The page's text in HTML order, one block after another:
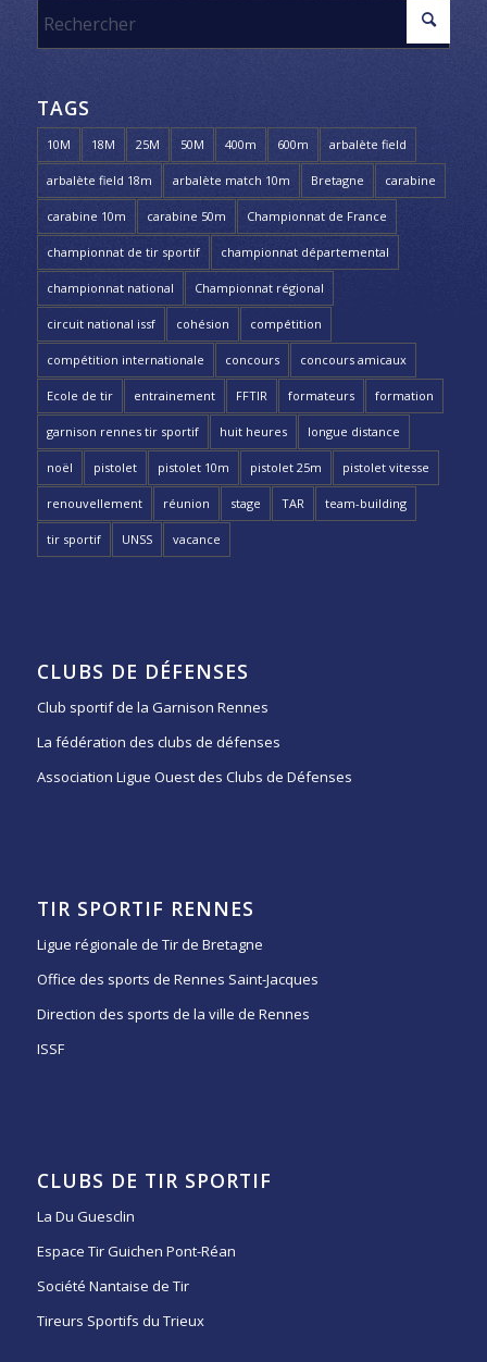
TAGS
10M 18M 25M 50M 400m 600m arbalète field
arbalète field 18m arbalète match 10m Bretagne carabine
carabine 10m carabine 50m Championnat de France
championnat de tir sportif championnat départemental
championnat national Championnat régional
circuit national issf cohésion compétition
compétition internationale concours concours amicaux
Ecole de tir entrainement FFTIR formateurs formation
garnison rennes tir sportif huit heures longue distance
noël pistolet pistolet 10m pistolet 25m pistolet vitesse
renouvellement réunion stage TAR team-building
tir sportif UNSS vacance
CLUBS DE DÉFENSES
Club sportif de la Garnison Rennes
La fédération des clubs de défenses
Association Ligue Ouest des Clubs de Défenses
TIR SPORTIF RENNES
Ligue régionale de Tir de Bretagne
Office des sports de Rennes Saint-Jacques
Direction des sports de la ville de Rennes
ISSF
CLUBS DE TIR SPORTIF
La Du Guesclin
Espace Tir Guichen Pont-Réan
Société Nantaise de Tir
Tireurs Sportifs du Trieux